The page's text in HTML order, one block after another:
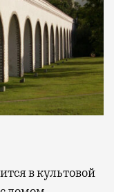
в культовой